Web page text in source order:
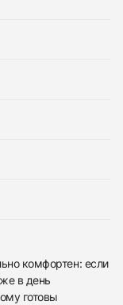
комфортен: если
в день
готовы